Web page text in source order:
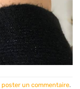
poster un commentaire.